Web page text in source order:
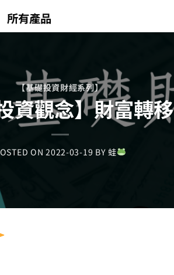
所有產品
【基礎投資財經系列】
資觀念】財富轉移
ON2022-03-19 BY 蛙